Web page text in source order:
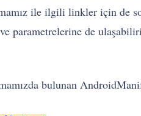
ile ilgili linkler için de
parametrelerine de
bulunan